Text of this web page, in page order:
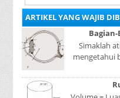
ARTIKEL YANG WAJIB
Simaklah
mengetahui